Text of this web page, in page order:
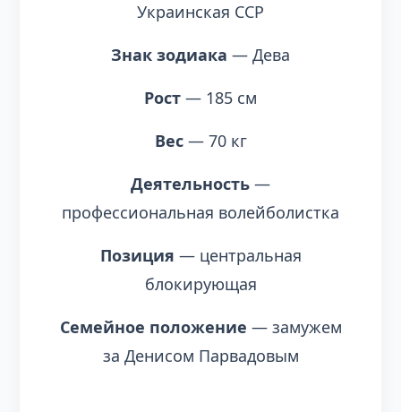
Украинская ССР
Знак зодиака — Дева
Рост — 185 см
Вес— 70 кг
Деятельность —
профессиональная волейболистка
Позиция — центральная
блокирующая
Семейное положение — замужем
за Денисом Парвадовым